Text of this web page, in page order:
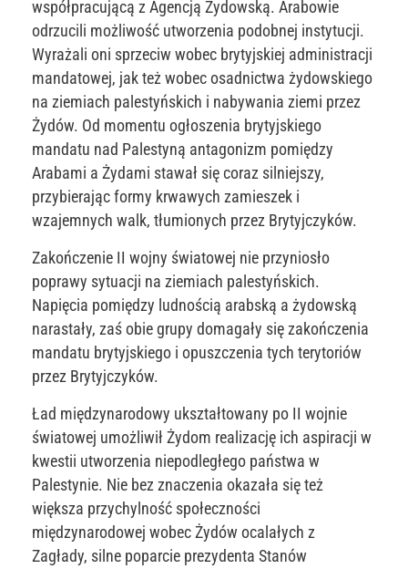
współpracującą z Agencją Żydowską. Arabowie
odrzucili możliwość utworzenia podobnej instytucji.
Wyrażali oni sprzeciw wobec brytyjskiej administracji
mandatowej, jak też wobec osadnictwa żydowskiego
na ziemiach palestyńskich i nabywania ziemi przez
Żydów. Od momentu ogłoszenia brytyjskiego
mandatu nad Palestyną antagonizm pomiędzy
Arabami a Żydami stawał się coraz silniejszy,
przybierając formy krwawych zamieszek i
wzajemnych walk, tłumionych przez Brytyjczyków.
Zakończenie II wojny światowej nie przyniosło
poprawy sytuacji na ziemiach palestyńskich.
Napięcia pomiędzy ludnością arabską a żydowską
narastały, zaś obie grupy domagały się zakończenia
mandatu brytyjskiego i opuszczenia tych terytoriów
przez Brytyjczyków.
Ład międzynarodowy ukształtowany po II wojnie
światowej umożliwił Żydom realizację ich aspiracji w
kwestii utworzenia niepodległego państwa w
Palestynie. Nie bez znaczenia okazała się też
większa przychylność społeczności
międzynarodowej wobec Żydów ocalałych z
Zagłady, silne poparcie prezydenta Stanów